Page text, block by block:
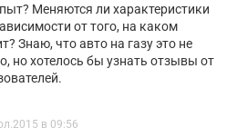
Меняются ли характеристики
от того, на каком
Знаю, что авто на газу это не
но хотелось бы узнать отзывы от
в 09:56